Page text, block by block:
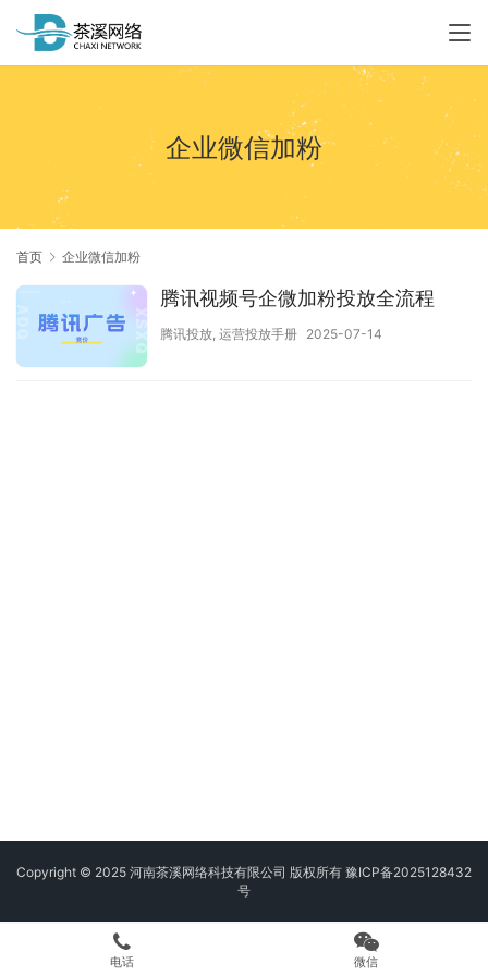
企业微信加粉
首页 企业微信加粉
腾讯视频号企微加粉投放全流程
腾讯投放, 运营投放手册 2025-07-14
Copyright © 2025 河南茶溪网络科技有限公司 版权所有 豫ICP备2025128432
号
电话 微信